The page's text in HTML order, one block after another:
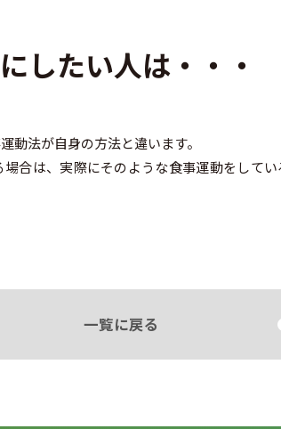
したい人は・・・
動法が自身の方法と違います。
合は、実際にそのような食事運動をして
一覧に戻る